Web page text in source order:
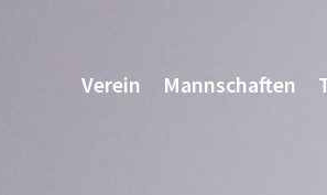
Verein Mannschaften